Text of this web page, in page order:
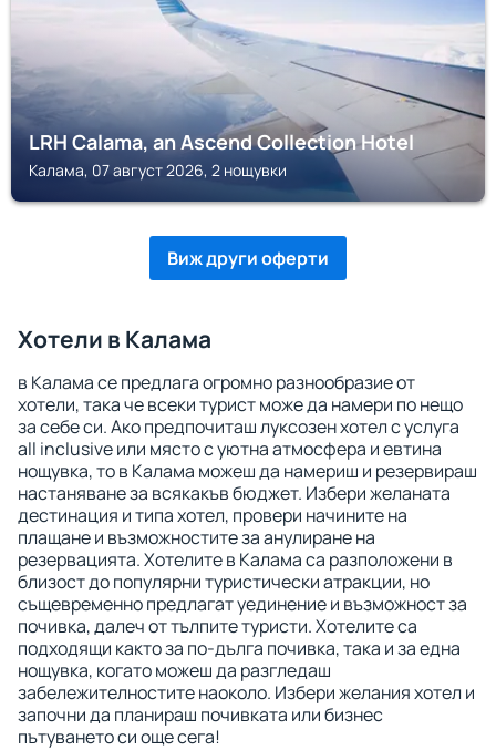
LRH Calama, an Ascend Collection Hotel
Калама, 07 август 2026, 2 нощувки
Виж други оферти
Хотели в Калама
в Калама се предлага огромно разнообразие от
хотели, така че всеки турист може да намери по нещо
за себе си. Ако предпочиташ луксозен хотел с услуга
all inclusive или място с уютна атмосфера и евтина
нощувка, то в Калама можеш да намериш и резервираш
настаняване за всякакъв бюджет. Избери желаната
дестинация и типа хотел, провери начините на
плащане и възможностите за анулиране на
резервацията. Хотелите в Калама са разположени в
близост до популярни туристически атракции, но
същевременно предлагат уединение и възможност за
почивка, далеч от тълпите туристи. Хотелите са
подходящи както за по-дълга почивка, така и за една
нощувка, когато можеш да разгледаш
забележителностите наоколо. Избери желания хотел и
започни да планираш почивката или бизнес
пътуването си още сега!